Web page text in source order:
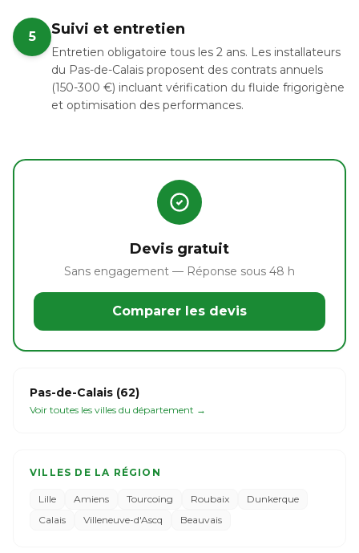
5 Suivi et entretien
Entretien obligatoire tous les 2 ans. Les installateurs
du Pas-de-Calais proposent des contrats annuels
(150-300 €) incluant vérification du fluide frigorigène
et optimisation des performances.
Devis gratuit
Sans engagement — Réponse sous 48 h
Comparer les devis
Pas-de-Calais (62)
Voir toutes les villes du département →
VILLES DE LA RÉGION
Lille Amiens Tourcoing Roubaix
Dunkerque
Calais
Villeneuve-d'Ascq Beauvais